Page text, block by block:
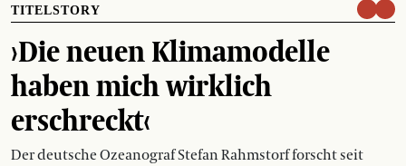
TITELSTORY
›Die neuen Klimamodelle
haben mich wirklich
erschreckt‹
Der deutsche Ozeanograf Stefan Rahmstorf forscht seit